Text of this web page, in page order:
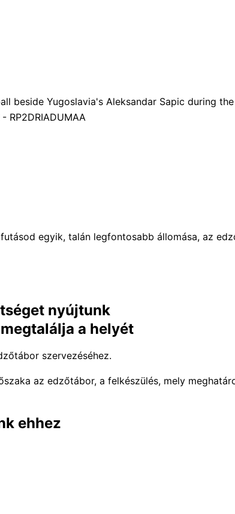
egyik, talán legfontosabb állomása, az
nyújtunk
a helyét
szervezéséhez.
az edzőtábor, a felkészülés, mely
ehhez